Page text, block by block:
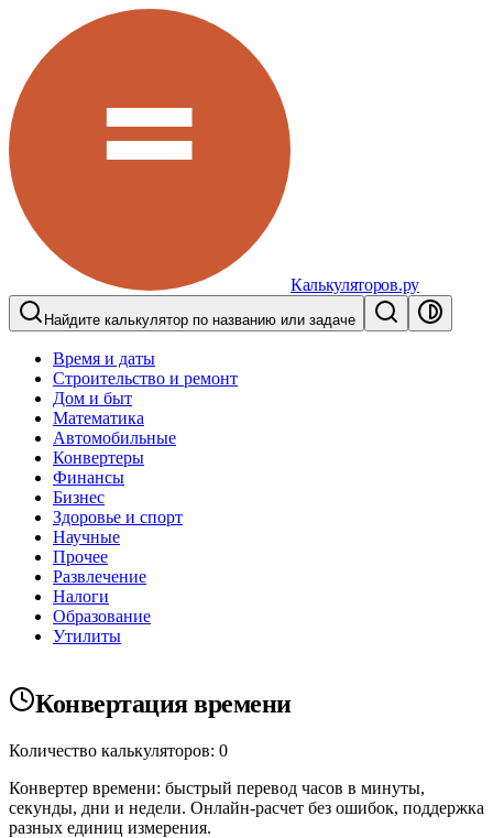
Калькуляторов.ру
Найдите калькулятор по названию или задаче
Время и даты
Строительство и ремонт
Дом и быт
Математика
Автомобильные
Конвертеры
Финансы
Бизнес
Здоровье и спорт
Научные
Прочее
Развлечение
Налоги
Образование
Утилиты
Конвертация времени
Количество калькуляторов: 0
Конвертер времени: быстрый перевод часов в минуты,
секунды, дни и недели. Онлайн-расчет без ошибок, поддержка
разных единиц измерения.